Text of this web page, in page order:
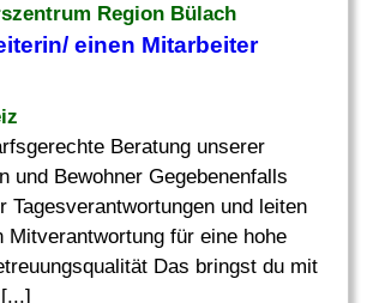
Region Bülach
einen Mitarbeiter
Beratung unserer
und Bewohner Gegebenenfalls
Tagesverantwortungen und leiten
Mitverantwortung für eine hohe
Das bringst du mit